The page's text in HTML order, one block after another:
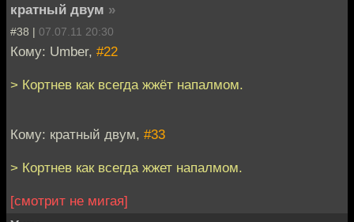
кратный двум »
#38 | 07.07.11 20:30
Кому: Umber, #22
> Кортнев как всегда жжёт напалмом.
Кому: кратный двум, #33
> Кортнев как всегда жжет напалмом.
[смотрит не мигая]